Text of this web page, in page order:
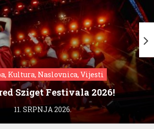
Kultura, Naslovnica, Vijesti
Sziget Festivala 2026!
11. SRPNJA 2026.